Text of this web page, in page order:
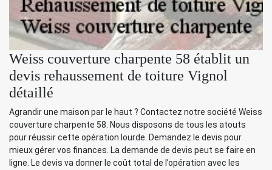
Weiss couverture charpente 58 établit un
devis rehaussement de toiture Vignol
détaillé
Agrandir une maison par le haut ? Contactez notre société Weiss
couverture charpente 58. Nous disposons de tous les atouts
pour réussir cette opération lourde. Demandez le devis pour
mieux gérer vos finances. La demande de devis peut se faire en
ligne. Le devis va donner le coût total de l’opération avec les